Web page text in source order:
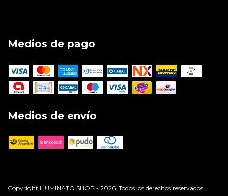
Medios de pago
Medios de envío
Copyright ILUMINATO SHOP - 2026. Todos los derechos reservados.